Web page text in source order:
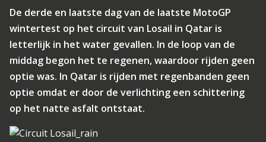
De derde en laatste dag van de laatste MotoGP
wintertest op het circuit van Losail in Qatar is
letterlijk in het water gevallen. In de loop van de
middag begon het te regenen, waardoor rijden geen
optie was. In Qatar is rijden met regenbanden geen
optie omdat er door de verlichting een schittering
op het natte asfalt ontstaat.